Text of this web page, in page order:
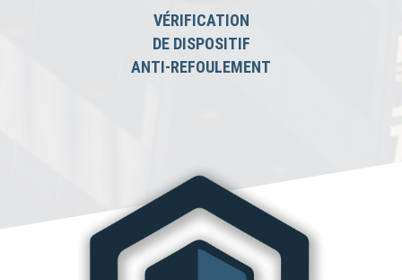
VÉRIFICATION
DE DISPOSITIF
ANTI-REFOULEMENT